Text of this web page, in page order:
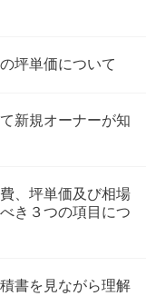
坪単価について
新規オーナーが知
、坪単価及び相場
き３つの項目につ
書を見ながら理解